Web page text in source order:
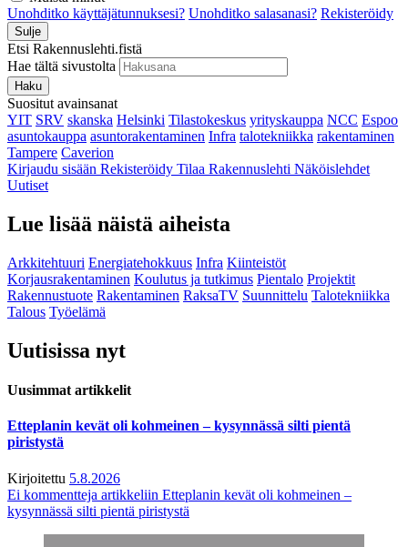
Unohditko käyttäjätunnuksesi? Unohditko salasanasi? Rekisteröidy
Sulje
Etsi Rakennuslehti.fistä
Hae tältä sivustolta
Haku
Suositut avainsanat
YIT SRV skanska Helsinki Tilastokeskus yrityskauppa NCC Espoo
asuntokauppa asuntorakentaminen Infra talotekniikka rakentaminen
Tampere Caverion
Kirjaudu sisään Rekisteröidy Tilaa Rakennuslehti Näköislehdet
Uutiset
Lue lisää näistä aiheista
Arkkitehtuuri Energiatehokkuus Infra Kiinteistöt
Korjausrakentaminen Koulutus ja tutkimus Pientalo Projektit
Rakennustuote Rakentaminen RaksaTV Suunnittelu Talotekniikka
Talous Työelämä
Uutisissa nyt
Uusimmat artikkelit
Etteplanin kevät oli kohmeinen – kysynnässä silti pientä
piristystä
Kirjoitettu 5.8.2026
Ei kommentteja artikkeliin Etteplanin kevät oli kohmeinen –
kysynnässä silti pientä piristystä